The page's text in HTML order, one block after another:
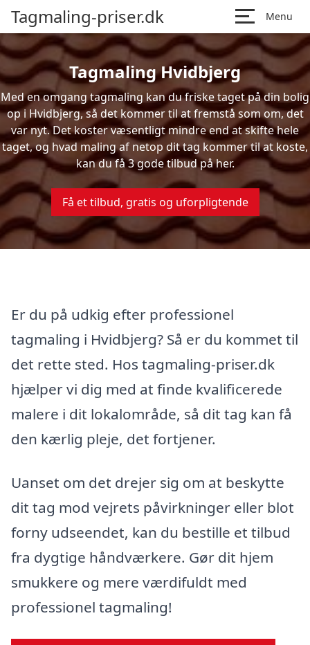
Tagmaling-priser.dk Menu
Tagmaling Hvidbjerg
Med en omgang tagmaling kan du friske taget på din bolig
op i Hvidbjerg, så det kommer til at fremstå som om, det
var nyt. Det koster væsentligt mindre end at skifte hele
taget, og hvad maling af netop dit tag kommer til at koste,
kan du få 3 gode tilbud på her.
Få et tilbud, gratis og uforpligtende
Er du på udkig efter professionel
tagmaling i Hvidbjerg? Så er du kommet til
det rette sted. Hos tagmaling-priser.dk
hjælper vi dig med at finde kvalificerede
malere i dit lokalområde, så dit tag kan få
den kærlig pleje, det fortjener.
Uanset om det drejer sig om at beskytte
dit tag mod vejrets påvirkninger eller blot
forny udseendet, kan du bestille et tilbud
fra dygtige håndværkere. Gør dit hjem
smukkere og mere værdifuldt med
professionel tagmaling!